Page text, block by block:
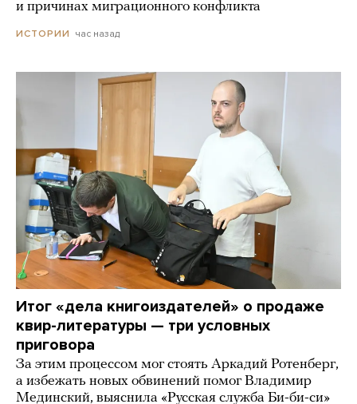
и причинах миграционного конфликта
ИСТОРИИ час назад
Итог «дела книгоиздателей» о продаже
квир-литературы — три условных
приговора
За этим процессом мог стоять Аркадий Ротенберг,
а избежать новых обвинений помог Владимир
Мединский, выяснила «Русская служба Би-би-си»